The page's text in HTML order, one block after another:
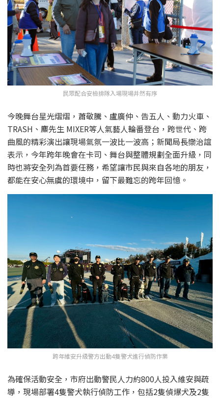
民眾配合安檢排隊入場現場井然有序
今晚舞台星光熠熠，蕭敬騰、盧廣仲、告五人、動力火車、
TRASH、麋先生 MIXER等人氣藝人輪番登台，跨世代、跨
曲風的精彩演出讓現場氣氛一波比一波高；新聞局長欒治誼
表示，今年跨年晚會在卡司、舞台與整體規劃全面升級，同
時也將安全列為首要任務，希望讓市民與來自各地的朋友，
都能在安心無虞的環境中，留下最難忘的跨年回憶。
跨年維安升級警方出動4隻警犬進行偵防作業
為確保活動安全，市府出動警民人力約800人投入維安與疏
導，現場部署4隻警犬執行偵防工作，包括2隻偵爆犬及2隻